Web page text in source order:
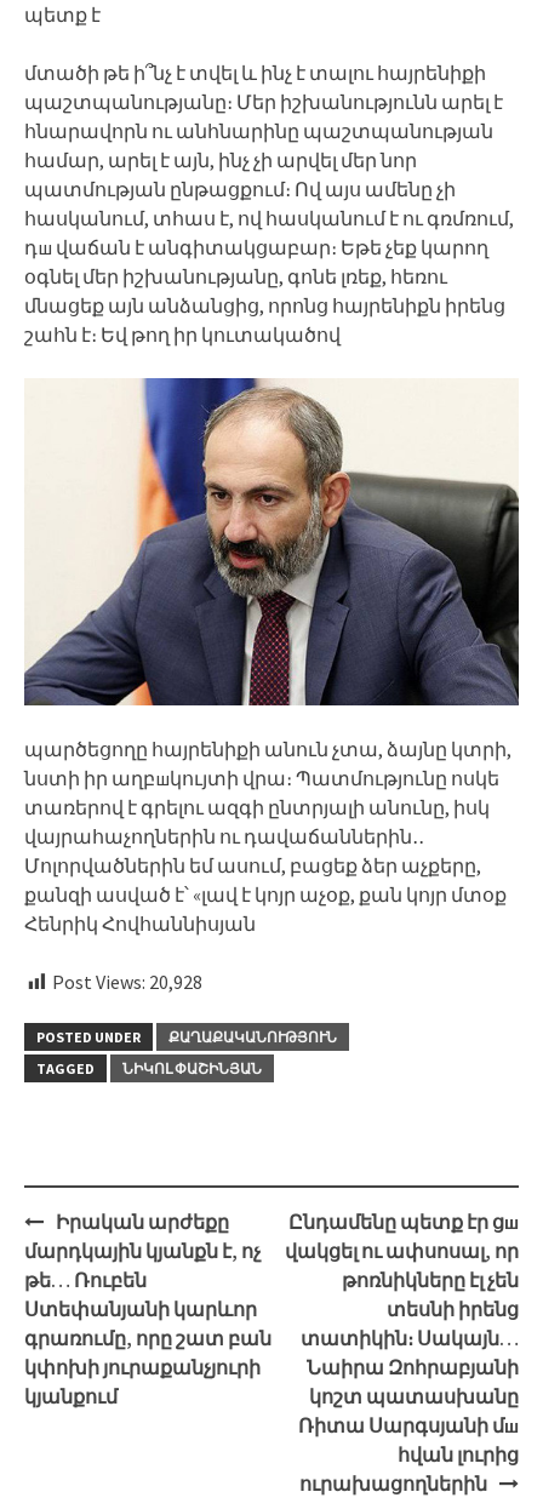
պետք է
մտածի թե ի՞նչ է տվել և ինչ է տալու հայրենիքի
պաշտպանությանը։ Մեր իշխանությունն արել է
հնարավորն ու անհնարինը պաշտպանության
համար, արել է այն, ինչ չի արվել մեր նոր
պատմության ընթացքում։ Ով այս ամենը չի
հասկանում, տհաս է, ով հասկանում է ու գռմռում,
դш վաճան է անգիտակցաբար։ Եթե չեք կարող
օգնել մեր իշխանությանը, գոնե լռեք, հեռու
մնացեք այն անձանցից, որոնց հայրենիքն իրենց
շահն է։ Եվ թող իր կուտակածով
պարծեցողը հայրենիքի անուն չտա, ձայնը կտրի,
նստի իր աղբшկույտի վրա։ Պատմությունը ոսկե
տառերով է գրելու ազգի ընտրյալի անունը, իսկ
վայրահաչողներին ու դավաճաններին․․
Մոլորվածներին եմ ասում, բացեք ձեր աչքերը,
քանզի ասված է՝ «լավ է կոյր աչօք, քան կոյր մտօք
Հենրիկ Հովհաննիսյան
Post Views: 20,928
POSTED UNDER
ՔԱՂԱՔԱԿԱՆՈՒԹՅՈՒՆ
TAGGED
ՆԻԿՈԼ ՓԱՇԻՆՅԱՆ
Post
navigation
Իրական արժեքը
մարդկային կյանքն է, ոչ
թե… Ռուբեն
Ստեփանյանի կարևոր
գրառումը, որը շատ բան
կփոխի յուրաքանչյուրի
կյանքում
Ընդամենը պետք էր ցш
վակցել ու ափսոսալ, որ
թոռնիկները էլ չեն
տեսնի իրենց
տատիկին։ Սակայն…
Նաիրա Զոհրաբյանի
կոշտ պատասխանը
Ռիտա Սարգսյանի մш
հվան լուրից
ուրախացողներին